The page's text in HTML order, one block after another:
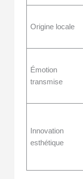
Origine locale
Émotion
transmise
Innovation
esthétique